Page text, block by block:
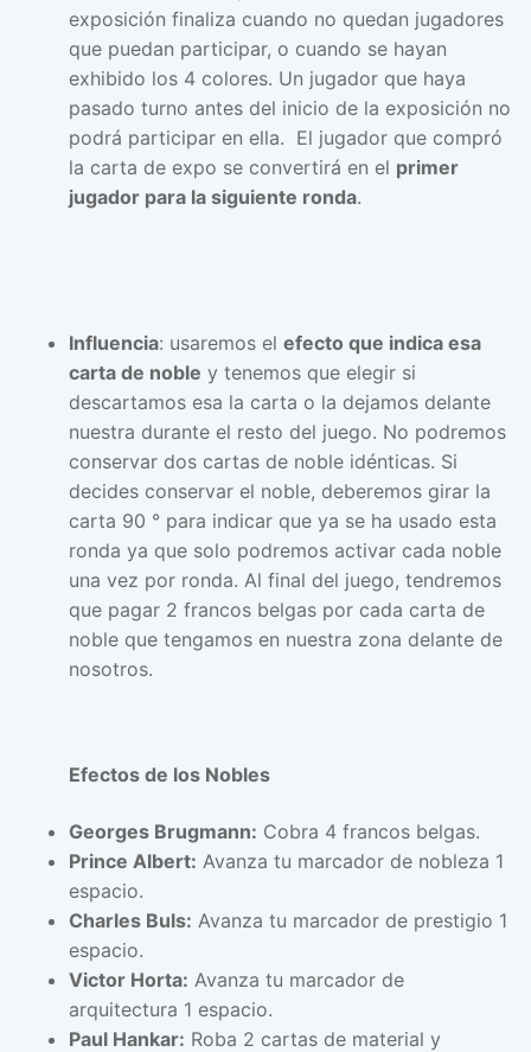
exposición finaliza cuando no quedan jugadores
que puedan participar, o cuando se hayan
exhibido los 4 colores. Un jugador que haya
pasado turno antes del inicio de la exposición no
podrá participar en ella. El jugador que compró
la carta de expo se convertirá en el primer
jugador para la siguiente ronda.
Influencia: usaremos el efecto que indica esa
carta de noble y tenemos que elegir si
descartamos esa la carta o la dejamos delante
nuestra durante el resto del juego. No podremos
conservar dos cartas de noble idénticas. Si
decides conservar el noble, deberemos girar la
carta 90 ° para indicar que ya se ha usado esta
ronda ya que solo podremos activar cada noble
una vez por ronda. Al final del juego, tendremos
que pagar 2 francos belgas por cada carta de
noble que tengamos en nuestra zona delante de
nosotros.
Efectos de los Nobles
Georges Brugmann: Cobra 4 francos belgas.
Prince Albert: Avanza tu marcador de nobleza 1
espacio.
Charles Buls: Avanza tu marcador de prestigio 1
espacio.
Victor Horta: Avanza tu marcador de
arquitectura 1 espacio.
Paul Hankar: Roba 2 cartas de material y